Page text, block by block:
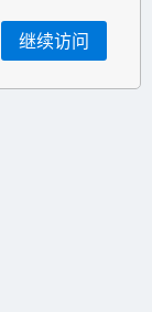
继续访问